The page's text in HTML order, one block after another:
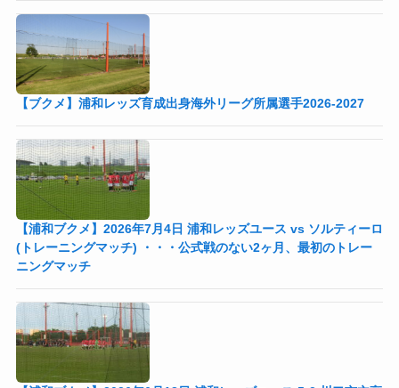
【ブクメ】浦和レッズ育成出身海外リーグ所属選手2026-2027
【浦和ブクメ】2026年7月4日 浦和レッズユース vs ソルティーロ
(トレーニングマッチ) ・・・公式戦のない2ヶ月、最初のトレー
ニングマッチ